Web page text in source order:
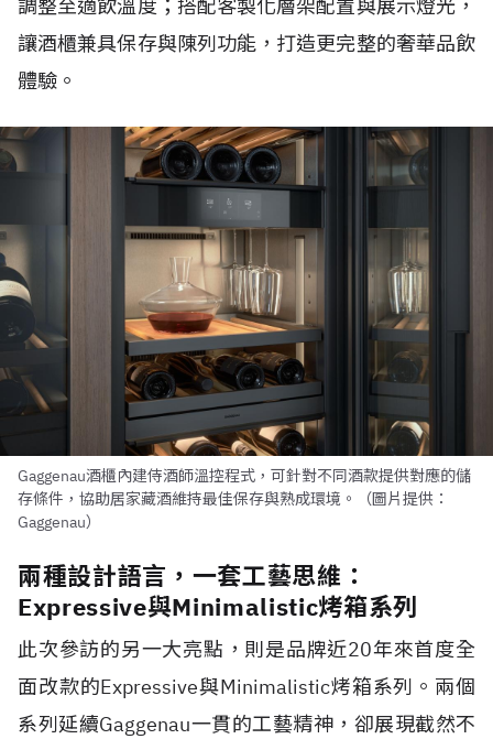
調整至適飲溫度；搭配客製化層架配置與展示燈光，
讓酒櫃兼具保存與陳列功能，打造更完整的奢華品飲
體驗。
Gaggenau酒櫃內建侍酒師溫控程式，可針對不同酒款提供對應的儲
存條件，協助居家藏酒維持最佳保存與熟成環境。（圖片提供：
Gaggenau）
兩種設計語言，一套工藝思維：
Expressive與Minimalistic烤箱系列
此次參訪的另一大亮點，則是品牌近20年來首度全
面改款的Expressive與Minimalistic烤箱系列。兩個
系列延續Gaggenau一貫的工藝精神，卻展現截然不